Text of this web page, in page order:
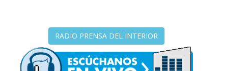
RADIO PRENSA DEL INTERIOR